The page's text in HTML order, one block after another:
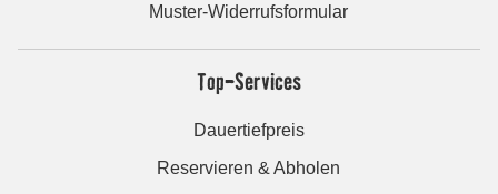
Muster-Widerrufsformular
Top-Services
Dauertiefpreis
Reservieren & Abholen